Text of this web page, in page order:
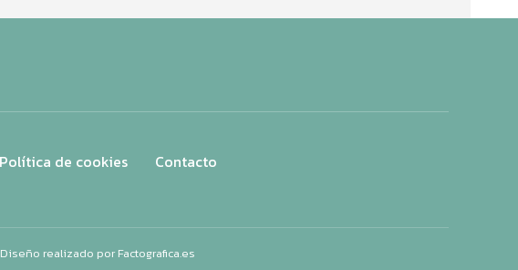
Política de cookies Contacto
realizado por Factografica.es